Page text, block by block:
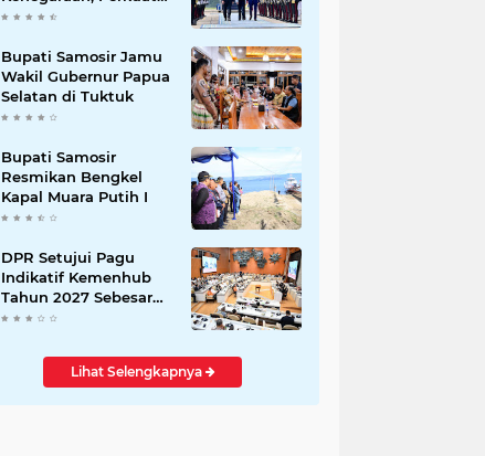
Kemitraan Strategis
Bupati Samosir Jamu
Wakil Gubernur Papua
Selatan di Tuktuk
Bupati Samosir
Resmikan Bengkel
Kapal Muara Putih I
DPR Setujui Pagu
Indikatif Kemenhub
Tahun 2027 Sebesar
Rp 28,34 Triliun
Lihat Selengkapnya